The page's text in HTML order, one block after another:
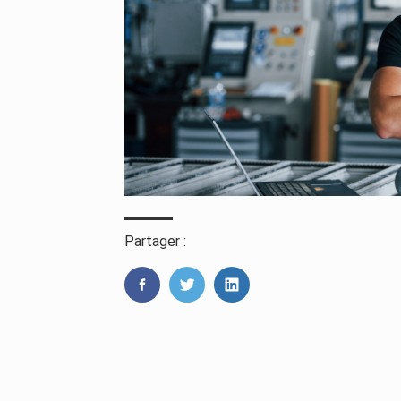
Partager :
FaceBookTwitterLinkedIn